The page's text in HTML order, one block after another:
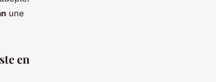
une
en